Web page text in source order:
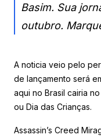
Basim. Sua
outubro.
A noticia veio pelo
de lançamento será
aqui no Brasil cairia
ou Dia das Crianças.
Assassin’s Creed